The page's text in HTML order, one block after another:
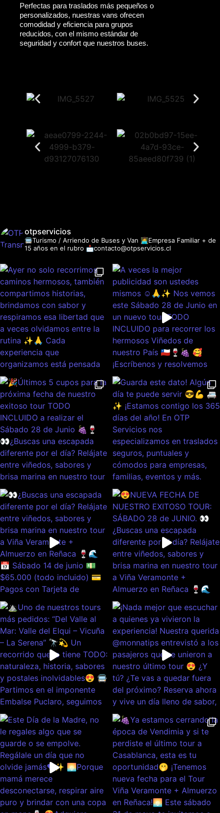
Perfectas para traslados más pequeños o
personalizados, nuestras vans ofrecen
comodidad y eficiencia para grupos
reducidos, con el mismo estándar de
seguridad y confort que nuestros buses.
otpservicios
🚍Turismo / Arriendo de Buses y Van 👩‍💻Empresa Familiar + de
15 años en el rubro 📩contacto@otpservicios.cl